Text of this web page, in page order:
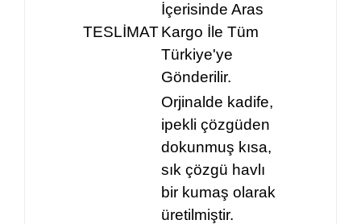
TESLİMAT
İçerisinde Aras
Kargo İle Tüm
Türkiye'ye
Gönderilir.
Orjinalde kadife,
ipekli çözgüden
dokunmuş kısa,
sık çözgü havlı
bir kumaş olarak
üretilmiştir.